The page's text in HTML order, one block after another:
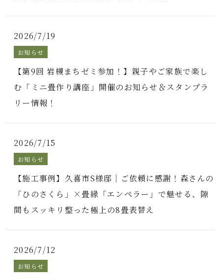
2026/7/19
お知らせ
【第9回 岩槻まちゼミ参加！】親子やご家族で楽し
む「ミニ畳作り講座」開催のお知らせ＆スタンプラ
リー情報！
2026/7/15
お知らせ
【施工事例】久喜市S様邸｜ご依頼に感謝！森さんの
「ひのさくら」×畳縁「エンペラー」で魅せる、隙
間もスッキリ整った極上の8畳表替え
2026/7/12
お知らせ